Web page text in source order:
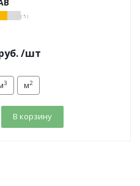
( 5 )
/шт
3 м2
В корзину